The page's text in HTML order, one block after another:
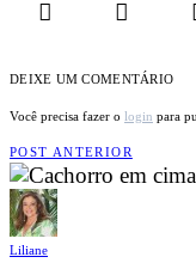
DEIXE UM COMENTÁRIO
Você precisa fazer o login para
POST ANTERIOR
Liliane